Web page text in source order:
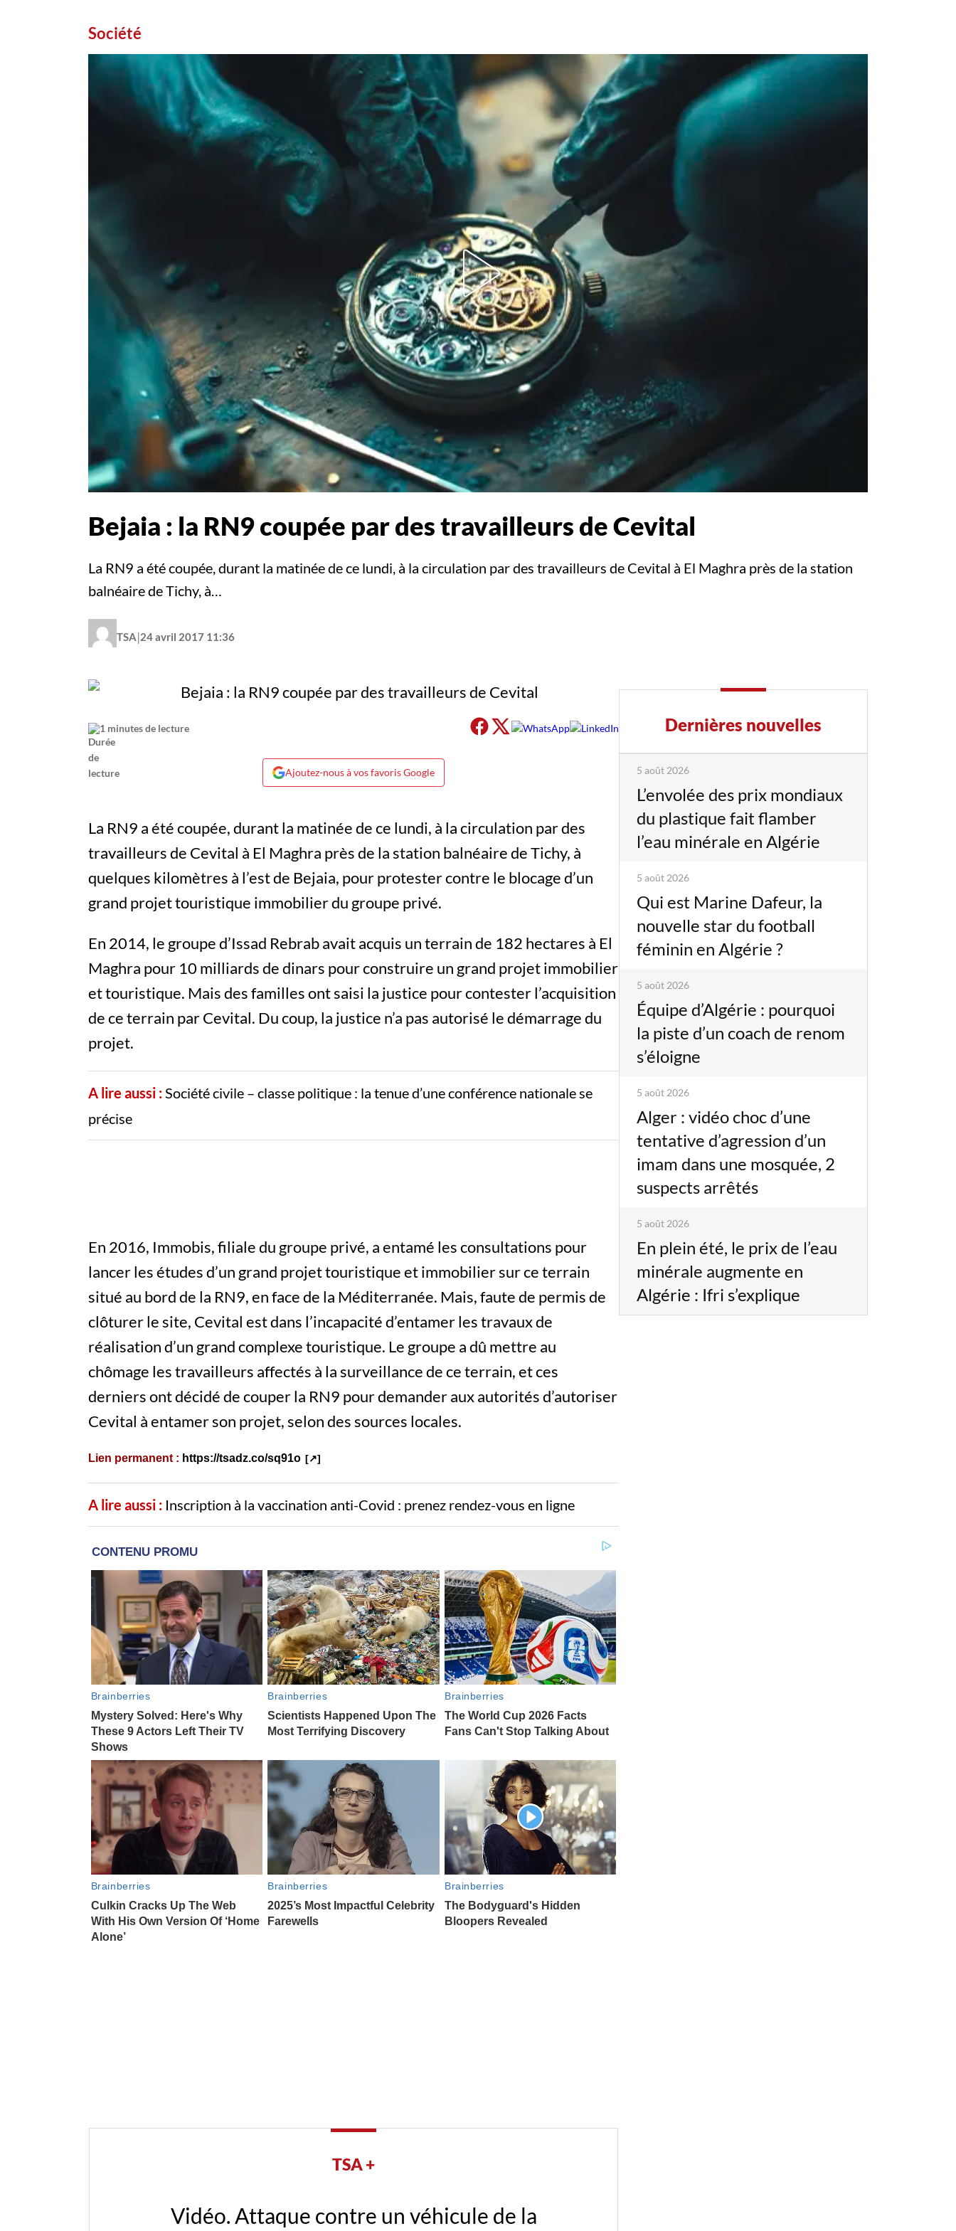
Société
Bejaia : la RN9 coupée par des travailleurs de Cevital
La RN9 a été coupée, durant la matinée de ce lundi, à la circulation par des travailleurs de Cevital à El Maghra près de la station
balnéaire de Tichy, à…
TSA|24 avril 2017 11:36
1 minutes de lecture
Ajoutez-nous à vos favoris Google
La RN9 a été coupée, durant la matinée de ce lundi, à la circulation par des
travailleurs de Cevital à El Maghra près de la station balnéaire de Tichy, à
quelques kilomètres à l’est de Bejaia, pour protester contre le blocage d’un
grand projet touristique immobilier du groupe privé.
En 2014, le groupe d’Issad Rebrab avait acquis un terrain de 182 hectares à El
Maghra pour 10 milliards de dinars pour construire un grand projet immobilier
et touristique. Mais des familles ont saisi la justice pour contester l’acquisition
de ce terrain par Cevital. Du coup, la justice n’a pas autorisé le démarrage du
projet.
A lire aussi :Société civile – classe politique : la tenue d’une conférence nationale se
précise
En 2016, Immobis, filiale du groupe privé, a entamé les consultations pour
lancer les études d’un grand projet touristique et immobilier sur ce terrain
situé au bord de la RN9, en face de la Méditerranée. Mais, faute de permis de
clôturer le site, Cevital est dans l’incapacité d’entamer les travaux de
réalisation d’un grand complexe touristique. Le groupe a dû mettre au
chômage les travailleurs affectés à la surveillance de ce terrain, et ces
derniers ont décidé de couper la RN9 pour demander aux autorités d’autoriser
Cevital à entamer son projet, selon des sources locales.
Lien permanent : https://tsadz.co/sq91o
A lire aussi : Inscription à la vaccination anti-Covid : prenez rendez-vous en ligne
TSA +
Vidéo. Incendies : des pyromanes pris en flagrant
Dernières nouvelles
5 août 2026
L’envolée des prix mondiaux
du plastique fait flamber
l’eau minérale en Algérie
5 août 2026
Qui est Marine Dafeur, la
nouvelle star du football
féminin en Algérie ?
5 août 2026
Équipe d’Algérie : pourquoi
la piste d’un coach de renom
s’éloigne
5 août 2026
Alger : vidéo choc d’une
tentative d’agression d’un
imam dans une mosquée, 2
suspects arrêtés
5 août 2026
En plein été, le prix de l’eau
minérale augmente en
Algérie : Ifri s’explique